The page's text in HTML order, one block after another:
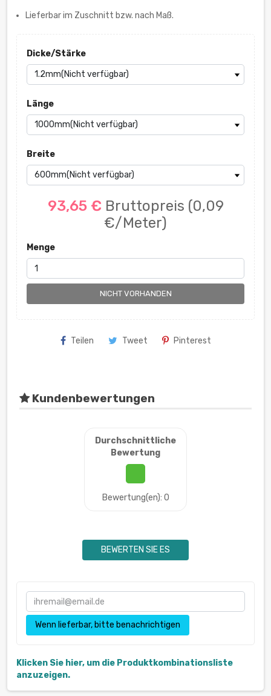
Lieferbar im Zuschnitt bzw. nach Maß.
Dicke/Stärke
Länge
Breite
93,65 € Bruttopreis (0,09
€/Meter)
Menge
NICHT VORHANDEN
Teilen Tweet Pinterest
Kundenbewertungen
Durchschnittliche
Bewertung
Bewertung(en): 0
BEWERTEN SIE ES
Wenn lieferbar, bitte benachrichtigen
Klicken Sie hier, um die Produktkombinationsliste
anzuzeigen.